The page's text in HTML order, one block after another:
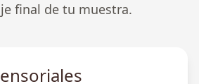
final de tu muestra.